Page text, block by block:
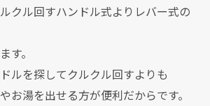
クル回すハンドル式よりレバー式の
す。
ルを探してクルクル回すよりも
お湯を出せる方が便利だからです。